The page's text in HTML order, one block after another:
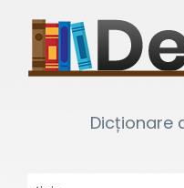
Dicționare